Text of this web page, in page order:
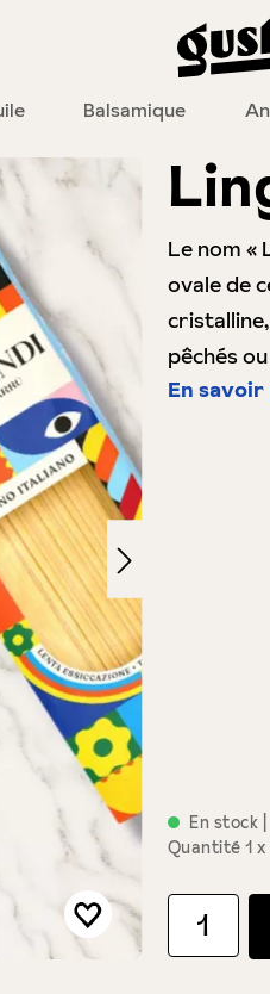
Balsamique
En stock
Quantité 1
Le nom «
ovale de
pêchés
En savoir
Quantité de